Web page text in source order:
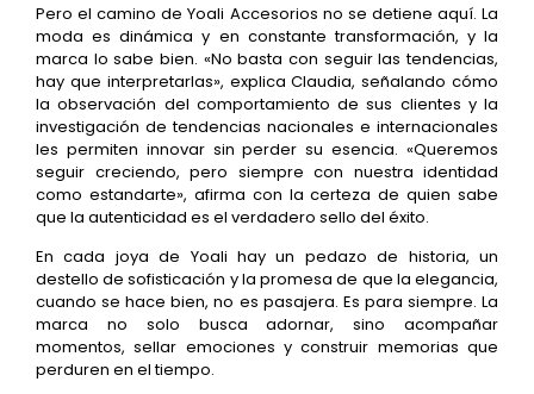
Pero el camino de Yoali Accesorios no se detiene aquí. La
moda es dinámica y en constante transformación, y la
marca lo sabe bien. «No basta con seguir las tendencias,
hay que interpretarlas», explica Claudia, señalando cómo
la observación del comportamiento de sus clientes y la
investigación de tendencias nacionales e internacionales
les permiten innovar sin perder su esencia. «Queremos
seguir creciendo, pero siempre con nuestra identidad
como estandarte», afirma con la certeza de quien sabe
que la autenticidad es el verdadero sello del éxito.
En cada joya de Yoali hay un pedazo de historia, un
destello de sofisticación y la promesa de que la elegancia,
cuando se hace bien, no es pasajera. Es para siempre. La
marca no solo busca adornar, sino acompañar
momentos, sellar emociones y construir memorias que
perduren en el tiempo.